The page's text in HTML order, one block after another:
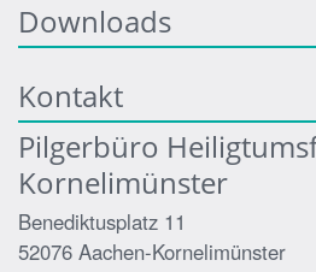
Downloads
Kontakt
Pilgerbüro
Kornelimünster
Benediktusplatz 11
52076 Aachen-Kornelimünster